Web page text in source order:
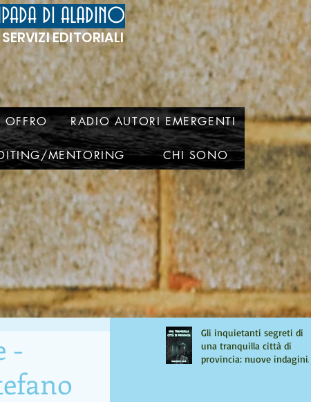
EDITORIALI
DI ALADINO
OFFRO RADIO AUTORI EMERGENTI
MENTORING CHI SONO
-
Gli inquietanti segreti di
una tranquilla città di
provincia: nuove indagini